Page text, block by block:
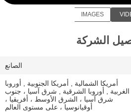
IMAGES
الشركة
الصانع
أمريكا الشمالية , أمريكا الجنوبية , أوروبا
الغربية , أوروبا الشرقية , شرق آسيا ، جنوب
شرق آسيا ، الشرق الأوسط ، أفريقيا ،
أوقيانوسيا ، على مستوى العالم